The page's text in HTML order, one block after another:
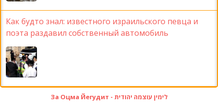
Как будто знал: известного израильского певца и
поэта раздавил собственный автомобиль
За Оцма Йегудит - לימין עוצמה יהודית